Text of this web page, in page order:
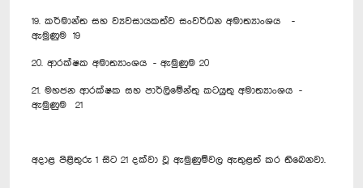
19. කර්මාන්ත සහ ව්‍යවසායකත්ව සංවර්ධන අමාත්‍යාංශය -
ඇමුණුම 19
20. ආරක්ෂක අමාත්‍යාංශය - ඇමුණුම 20
21. මහජන ආරක්ෂක සහ පාර්ලිමේන්තු කටයුතු අමාත්‍යාංශය -
ඇමුණුම 21
අදාළ පිළිතුරු 1 සිට 21 දක්වා වූ ඇමුණුම්වල ඇතුළත් කර තිබෙනවා.